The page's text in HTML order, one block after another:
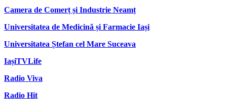
Camera de Comerț și Industrie Neamț
Universitatea de Medicină și Farmacie Iași
Universitatea Ștefan cel Mare Suceava
IașiTVLife
Radio Viva
Radio Hit